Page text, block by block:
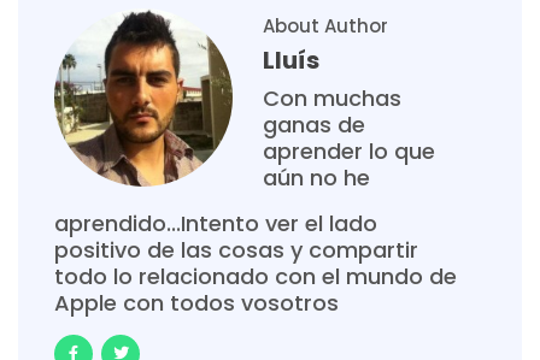
About Author
Lluís
Con muchas
ganas de
aprender lo que
aún no he
aprendido...Intento ver el lado
positivo de las cosas y compartir
todo lo relacionado con el mundo de
Apple con todos vosotros